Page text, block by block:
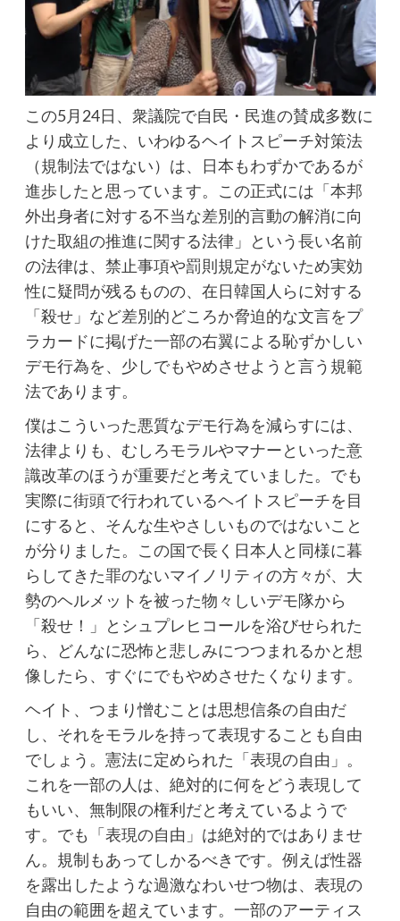
この5月24日、衆議院で自民・民進の賛成多数に
より成立した、いわゆるヘイトスピーチ対策法
（規制法ではない）は、日本もわずかであるが
進歩したと思っています。この正式には「本邦
外出身者に対する不当な差別的言動の解消に向
けた取組の推進に関する法律」という長い名前
の法律は、禁止事項や罰則規定がないため実効
性に疑問が残るものの、在日韓国人らに対する
「殺せ」など差別的どころか脅迫的な文言をプ
ラカードに掲げた一部の右翼による恥ずかしい
デモ行為を、少しでもやめさせようと言う規範
法であります。
僕はこういった悪質なデモ行為を減らすには、
法律よりも、むしろモラルやマナーといった意
識改革のほうが重要だと考えていました。でも
実際に街頭で行われているヘイトスピーチを目
にすると、そんな生やさしいものではないこと
が分りました。この国で長く日本人と同様に暮
らしてきた罪のないマイノリティの方々が、大
勢のヘルメットを被った物々しいデモ隊から
「殺せ！」とシュプレヒコールを浴びせられた
ら、どんなに恐怖と悲しみにつつまれるかと想
像したら、すぐにでもやめさせたくなります。
ヘイト、つまり憎むことは思想信条の自由だ
し、それをモラルを持って表現することも自由
でしょう。憲法に定められた「表現の自由」。
これを一部の人は、絶対的に何をどう表現して
もいい、無制限の権利だと考えているようで
す。でも「表現の自由」は絶対的ではありませ
ん。規制もあってしかるべきです。例えば性器
を露出したような過激なわいせつ物は、表現の
自由の範囲を超えています。一部のアーティス